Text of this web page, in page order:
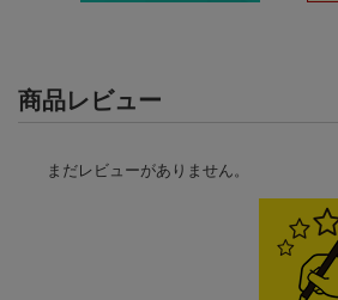
商品レビュー
まだレビューがありません。